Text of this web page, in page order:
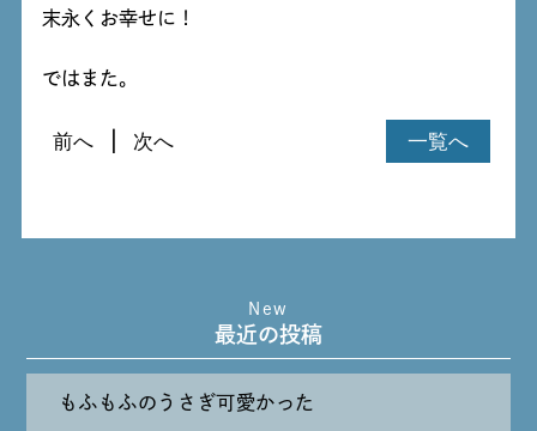
末永くお幸せに！
ではまた。
一覧へ
前へ 次へ
New
最近の投稿
もふもふのうさぎ可愛かった